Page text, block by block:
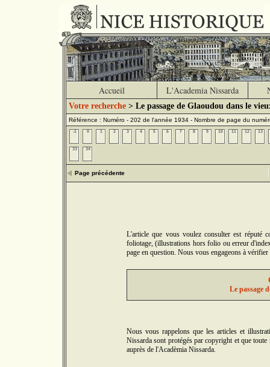
Accueil L'Academia Nissarda
Votre recherche > Le passage de Glaoudou dans le
Référence : Numéro - 202 de l'année 1934 - Nombre de page du
-1 0 1 2 3 4 5 6 7 8 9 10 11 12 13
33 34
Page précédente
L'article que vous voulez consulter est réputé
foliotage, (illustrations hors folio ou erreur
page en question. Nous vous engageons à
Le passage
Nous vous rappelons que les articles et
Nissarda sont protégés par copyright et que
auprès de l'Acadèmia Nissarda.